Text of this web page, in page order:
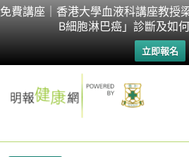
免費講座｜香港大學血液科講座教授
B細胞淋巴癌」診斷及如
立即報名
Skip